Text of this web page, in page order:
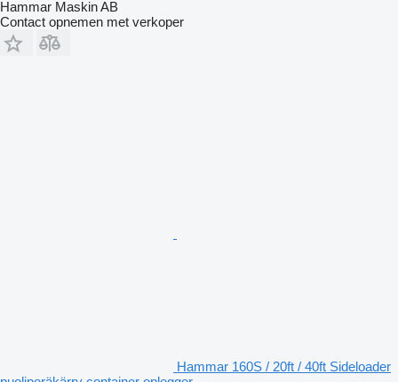
Hammar Maskin AB
Contact opnemen met verkoper
Hammar 160S / 20ft / 40ft Sideloader